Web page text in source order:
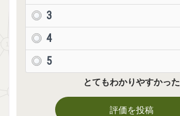
3
4
5
とてもわかりやすかった
評価を投稿